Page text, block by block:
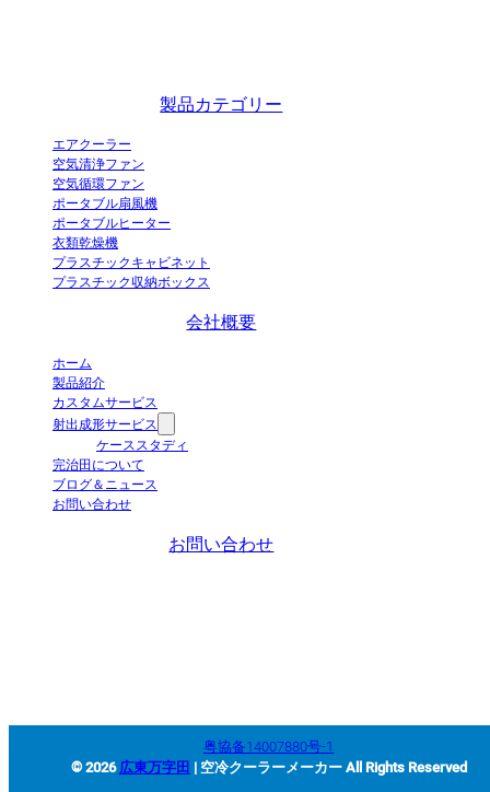
製品カテゴリー
エアクーラー
空気清浄ファン
空気循環ファン
ポータブル扇風機
ポータブルヒーター
衣類乾燥機
プラスチックキャビネット
プラスチック収納ボックス
会社概要
ホーム
製品紹介
カスタムサービス
射出成形サービス
ケーススタディ
完治田について
ブログ＆ニュース
お問い合わせ
お問い合わせ
粤協备14007880号-1
© 2026広東万字田 | 空冷クーラーメーカー All Rights Reserved